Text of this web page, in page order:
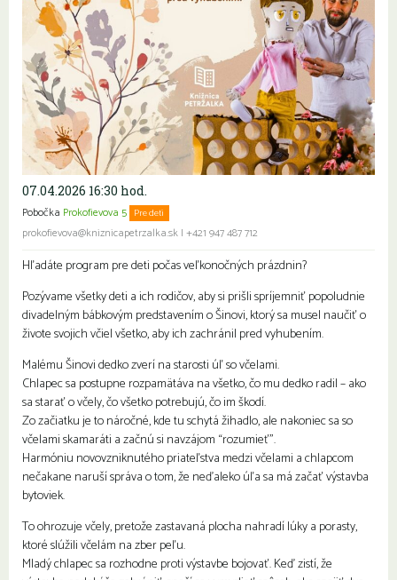
07.04.2026 16:30 hod.
Pobočka Prokofievova 5 Pre deti
prokofievova@kniznicapetrzalka.sk | +421 947 487 712
Hľadáte program pre deti počas veľkonočných prázdnin?
Pozývame všetky deti a ich rodičov, aby si prišli spríjemniť popoludnie
divadelným bábkovým predstavením o Šinovi, ktorý sa musel naučiť o
živote svojich včiel všetko, aby ich zachránil pred vyhubením.
Malému Šinovi dedko zverí na starosti úľ so včelami.
Chlapec sa postupne rozpamätáva na všetko, čo mu dedko radil – ako
sa starať o včely, čo všetko potrebujú, čo im škodí.
Zo začiatku je to náročné, kde tu schytá žihadlo, ale nakoniec sa so
včelami skamaráti a začnú si navzájom “rozumieť”.
Harmóniu novovzniknutého priateľstva medzi včelami a chlapcom
nečakane naruší správa o tom, že neďaleko úľa sa má začať výstavba
bytoviek.
To ohrozuje včely, pretože zastavaná plocha nahradí lúky a porasty,
ktoré slúžili včelám na zber peľu.
Mladý chlapec sa rozhodne proti výstavbe bojovať. Keď zistí, že